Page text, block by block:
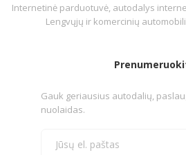
Internetinė parduotuvė, autodalys
Lengvųjų ir komercinių
Gauk geriausius autodalių,
nuolaidas.